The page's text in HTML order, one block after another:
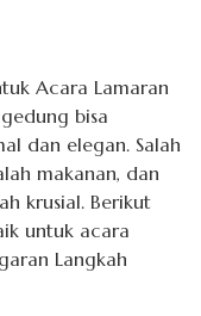
Acara Lamaran
bisa
dan elegan. Salah
makanan, dan
krusial. Berikut
untuk acara
Langkah